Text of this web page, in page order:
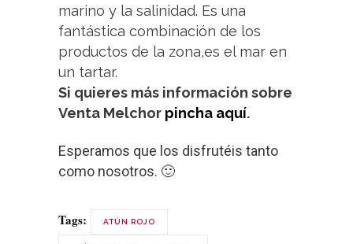
marino y la salinidad. Es una
fantástica combinación de los
productos de la zona,es el mar en
un tartar.
Si quieres más información sobre
Venta Melchor pincha aquí.
Esperamos que los disfrutéis tanto
como nosotros. 🙂
Tags: ATÚN ROJO